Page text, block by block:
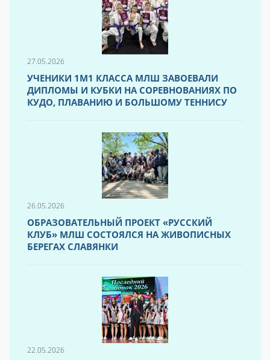
27.05.2026
УЧЕНИКИ 1М1 КЛАССА МЛШ ЗАВОЕВАЛИ
ДИПЛОМЫ И КУБКИ НА СОРЕВНОВАНИЯХ ПО
КУДО, ПЛАВАНИЮ И БОЛЬШОМУ ТЕННИСУ
26.05.2026
ОБРАЗОВАТЕЛЬНЫЙ ПРОЕКТ «РУССКИЙ
КЛУБ» МЛШ СОСТОЯЛСЯ НА ЖИВОПИСНЫХ
БЕРЕГАХ СЛАВЯНКИ
22.05.2026